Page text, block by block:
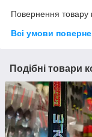
Повернення товару
Всі умови
Подібні товари